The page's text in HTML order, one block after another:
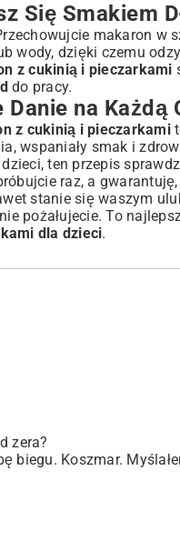
Się Smakiem
makaron w
wody, dzięki czemu
z cukinią i pieczarkami
do pracy.
na Każdą
z cukinią i pieczarkami
wspaniały smak i
ten przepis
raz, a gwarantuję,
stanie się waszym
pożałujecie. To
dla dzieci.
zera?
biegu. Koszmar.